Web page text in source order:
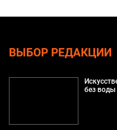
ВЫБОР РЕДАКЦИИ
без воды